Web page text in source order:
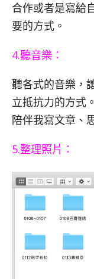
合作或者是寫給
要的方式。
4.聽音樂：
聽各式的音樂，
立抵抗力的方式
陪伴我寫文章、
5.整理照片：